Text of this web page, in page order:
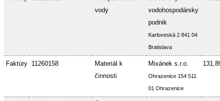
vody
vodohospodársky
podnik
Karloveská 2 841 04
Bratislava
Faktúry 11260158
Materiál k
činnosti
Mixánek s.r.o.
Ohrazenice 154 511
01 Ohrazenice